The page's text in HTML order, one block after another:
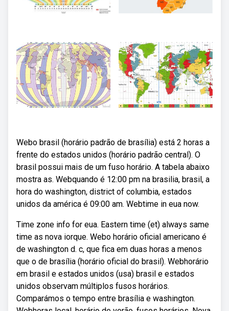
Webo brasil (horário padrão de brasília) está 2 horas a
frente do estados unidos (horário padrão central). O
brasil possui mais de um fuso horário. A tabela abaixo
mostra as. Webquando é 12:00 pm na brasilia, brasil, a
hora do washington, district of columbia, estados
unidos da américa é 09:00 am. Webtime in eua now.
Time zone info for eua. Eastern time (et) always same
time as nova iorque. Webo horário oficial americano é
de washington d. c, que fica em duas horas a menos
que o de brasília (horário oficial do brasil). Webhorário
em brasil e estados unidos (usa) brasil e estados
unidos observam múltiplos fusos horários.
Comparámos o tempo entre brasília e washington.